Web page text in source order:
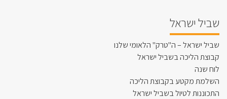
שביל ישראל
שביל ישראל – ה"טרק" הלאומי שלנו
קבוצת הליכה בשביל ישראל
לוח שנה
השלמת מקטע בקבוצת הליכה
התכוננות לטיול בשביל ישראל